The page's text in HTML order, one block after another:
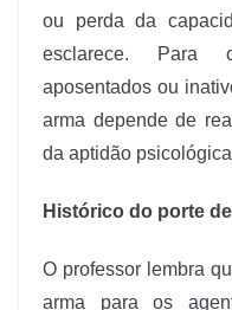
ou perda da
esclarece. Para
aposentados ou
arma depende de
da aptidão
Histórico do porte
O professor lembra
arma para os